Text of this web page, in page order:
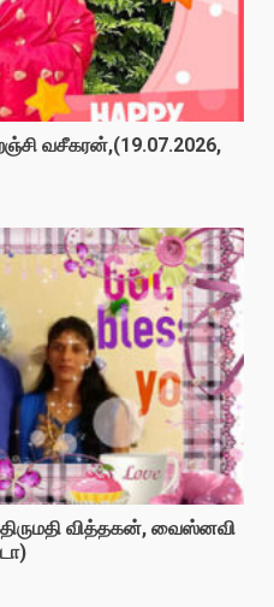
றஞ்சி வசீகரன்,(19.07.2026,
வித்தகன், வைஸ்னவி